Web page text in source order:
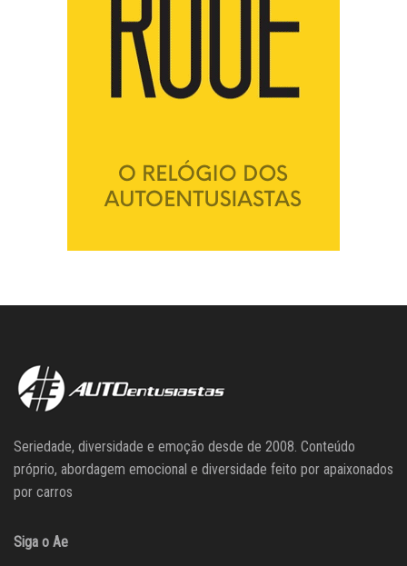
Seriedade, diversidade e emoção desde de 2008. Conteúdo
próprio, abordagem emocional e diversidade feito por apaixonados
por carros
Siga o Ae